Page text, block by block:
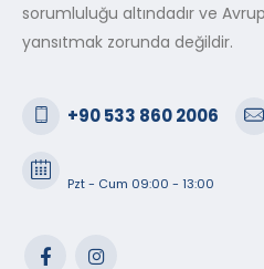
sorumluluğu altındadır ve
yansıtmak zorunda değildir.
+90 533 860 2006
Pzt - Cum 09:00 - 13:00